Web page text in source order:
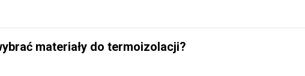
materiały do termoizolacji?